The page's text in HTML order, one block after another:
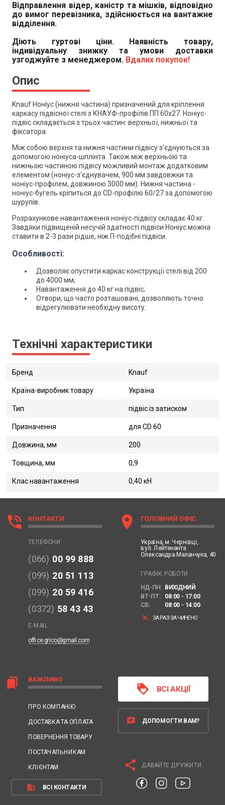
Відправлення відер, каністр та мішків, відповідно
до вимог перевізника, здійснюється на вантажне
відділення.
Діють гуртові ціни. Наявність товару,
індивідуальну знижку та умови доставки
узгоджуйте з менеджером. Вдалих покупок!
Опис
Knauf Ноніус (нижня частина) призначений для кріплення
каркасу підвісної стелі з КНАУФ-профілів ПП 60х27. Ноніус-
підвіс складається з трьох частин: верхньої, нижньої та
фіксатора.
Між собою верхня та нижня частини підвісу з'єднуються за
допомогою ноніуса-шплінта. Також між верхньою та
нижньою частиною підвісу можливий монтаж додатковим
елементом (ноніус-з'єднувачем, 900 мм завдовжки та
ноніус-профілем, довжиною 3000 мм). Нижня частина -
ноніус-бугель кріпиться до CD-профілю 60/27 за допомогою
шурупів.
Розрахункове навантаження ноніус-підвісу складає 40 кг.
Завдяки підвищеній несучій здатності підвіси Ноніус можна
ставити в 2-3 рази рідше, ніж П-подібні підвіси.
Особливості:
Дозволяє опустити каркас конструкції стелі від 200
до 4000 мм;
Навантаження до 40 кг на підвіс;
Отвори, що часто розташовані, дозволяють точно
відрегулювати необхідну висоту.
Технічні характеристики
Бренд Knauf
Країна-виробник товару Україна
Тип підвіс із затиском
Призначення для CD 60
Довжина, мм 200
Товщина, мм 0,9
Клас навантаження 0,40 кН
bookmarks ВАЖЛИВО
ПРО КОМПАНІЮ
ДОСТАВКА ТА ОПЛАТА
ПОВЕРНЕННЯ ТОВАРУ
ПОСТАЧАЛЬНИКАМ
КЛІЄНТАМ
business ВСІ КОНТАКТИ
phone_in_talk КОНТАКТИ
ТЕЛЕФОНИ:
(066) 00 99 888
(099) 20 51 113
(099) 20 59 416
(0372) 58 43 43
E-MAIL:
office.grico@gmail.com
location_on ГОЛОВНИЙ ОФІС
Україна, м. Чернівці,
вул. Лейтенанта
Олександра Маланчука, 40
ГРАФІК РОБОТИ:
НД-ПН: ВИХІДНИЙ
ВТ-ПТ:
08:00 - 17:00
СБ:
08:00 - 14:00
clear ЗАРАЗ ЗАЧИНЕНО
loyalty ВСІ АКЦІЇ
chat ДОПОМОГТИ ВАМ?
share ДАВАЙТЕ ДРУЖИТИ: